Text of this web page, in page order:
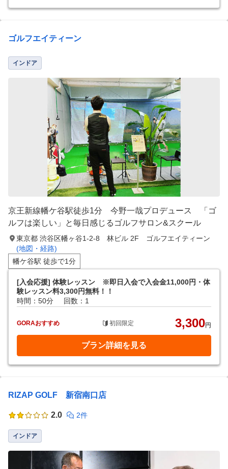
ゴルフエイティーン
インドア
京王新線幡ケ谷駅徒歩1分 今野一哉プロデュース 「ゴ
ルフは楽しい」と毎日感じるゴルフサロン&スクール
東京都 渋谷区幡ヶ谷1-2-8 林ビル 2F ゴルフエイティーン
(地図・経路)
幡ケ谷駅 徒歩で1分
[入会応援] 体験レッスン ※即日入会で入会金11,000円・体
験レッスン料3,300円無料！！
時間：50分
回数：1
GORAおすすめ 初回限定 3,300円
プラン詳細を見る
RIZAP GOLF 新宿南口店
2.0 2件
インドア